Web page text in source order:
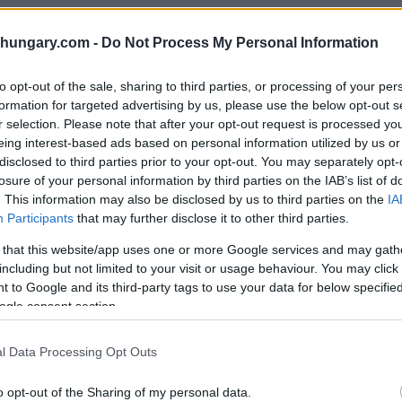
- Do Not Process My Personal Information
opt-out of the sale, sharing to third parties, or processing of your
for targeted advertising by us, please use the below opt-out
selection. Please note that after your opt-out request is processed
interest-based ads based on personal information utilized by us
to third parties prior to your opt-out. You may separately
of your personal information by third parties on the IAB’s list of
This information may also be disclosed by us to third parties on the
Participants that may further disclose it to other third parties.
that this website/app uses one or more Google services and may
but not limited to your visit or usage behaviour. You may
to Google and its third-party tags to use your data for below
consent section.
Data Processing Opt Outs
opt-out of the Sharing of my personal data.
Commissione Europea Ursula von der Leyen,
loro campagna elettorale è stata quella di
fiorini di fondi UE che sono dovuti al popolo
all’assistenza sanitaria, all’istruzione, ai
sono fondi di coesione, che il Governo ungherese
sanitari, gli investimenti sociali, gli investimenti
2,2 miliardi di euro saranno destinati
saranno destinati allo sviluppo della rete
l’acquisto di nuovi treni, treni suburbani e tram.
la Commissione Europea su tutte le questioni che
cui ha diritto. “
gli ha conferito il mandato di portare a casa i fondi
crescere per quattro anni, che ha avuto l’inflazione
giorno per evitare che i servizi pubblici
abbiamo negoziato molto duramente e lottato